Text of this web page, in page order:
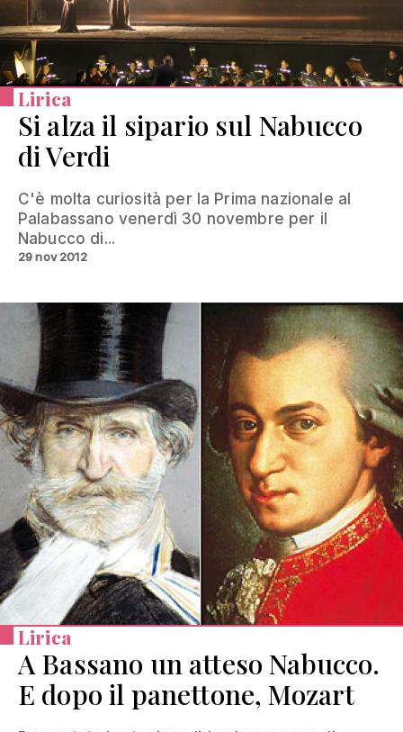
Lirica
Si alza il sipario sul Nabucco
di Verdi
C'è molta curiosità per la Prima nazionale al
Palabassano venerdì 30 novembre per il
Nabucco di...
29 nov 2012
Lirica
A Bassano un atteso Nabucco.
E dopo il panettone, Mozart